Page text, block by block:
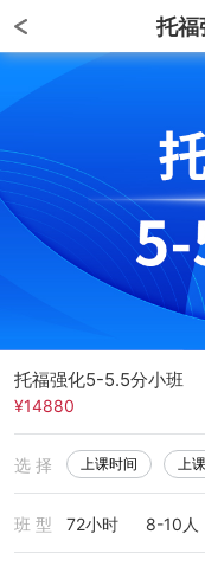
托
托福强化5-5.5分小班
¥14880
选 择 上课时间 上
班 型 72小时 8-10人